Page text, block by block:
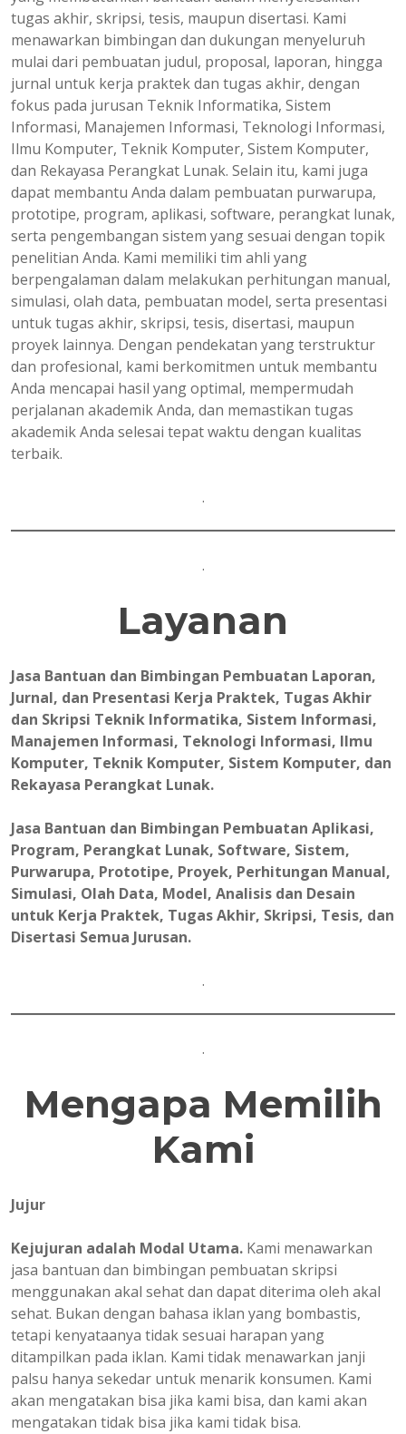
tugas akhir, skripsi, tesis, maupun disertasi. Kami
menawarkan bimbingan dan dukungan menyeluruh
mulai dari pembuatan judul, proposal, laporan, hingga
jurnal untuk kerja praktek dan tugas akhir, dengan
fokus pada jurusan Teknik Informatika, Sistem
Informasi, Manajemen Informasi, Teknologi Informasi,
Ilmu Komputer, Teknik Komputer, Sistem Komputer,
dan Rekayasa Perangkat Lunak. Selain itu, kami juga
dapat membantu Anda dalam pembuatan purwarupa,
prototipe, program, aplikasi, software, perangkat lunak,
serta pengembangan sistem yang sesuai dengan topik
penelitian Anda. Kami memiliki tim ahli yang
berpengalaman dalam melakukan perhitungan manual,
simulasi, olah data, pembuatan model, serta presentasi
untuk tugas akhir, skripsi, tesis, disertasi, maupun
proyek lainnya. Dengan pendekatan yang terstruktur
dan profesional, kami berkomitmen untuk membantu
Anda mencapai hasil yang optimal, mempermudah
perjalanan akademik Anda, dan memastikan tugas
akademik Anda selesai tepat waktu dengan kualitas
terbaik.
.
.
Layanan
Jasa Bantuan dan Bimbingan Pembuatan Laporan,
Jurnal, dan Presentasi Kerja Praktek, Tugas Akhir
dan Skripsi Teknik Informatika, Sistem Informasi,
Manajemen Informasi, Teknologi Informasi, Ilmu
Komputer, Teknik Komputer, Sistem Komputer, dan
Rekayasa Perangkat Lunak.
Jasa Bantuan dan Bimbingan Pembuatan Aplikasi,
Program, Perangkat Lunak, Software, Sistem,
Purwarupa, Prototipe, Proyek, Perhitungan Manual,
Simulasi, Olah Data, Model, Analisis dan Desain
untuk Kerja Praktek, Tugas Akhir, Skripsi, Tesis, dan
Disertasi Semua Jurusan.
.
.
Mengapa Memilih
Kami
Jujur
Kejujuran adalah Modal Utama. Kami menawarkan
jasa bantuan dan bimbingan pembuatan skripsi
menggunakan akal sehat dan dapat diterima oleh akal
sehat. Bukan dengan bahasa iklan yang bombastis,
tetapi kenyataanya tidak sesuai harapan yang
ditampilkan pada iklan. Kami tidak menawarkan janji
palsu hanya sekedar untuk menarik konsumen. Kami
akan mengatakan bisa jika kami bisa, dan kami akan
mengatakan tidak bisa jika kami tidak bisa.